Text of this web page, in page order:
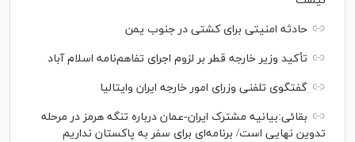
حادثه امنیتی برای کشتی در جنوب یمن
تأکید وزیر خارجه قطر بر لزوم اجرای تفاهم‌نامه اسلام آباد
گفتگوی تلفنی وزرای امور خارجه ایران وایتالیا
بقائی:بیانیه مشترک ایران-عمان درباره تنگه هرمز در مرحله
تدوین نهایی است/ برنامه‌ای برای سفر به پاکستان نداریم